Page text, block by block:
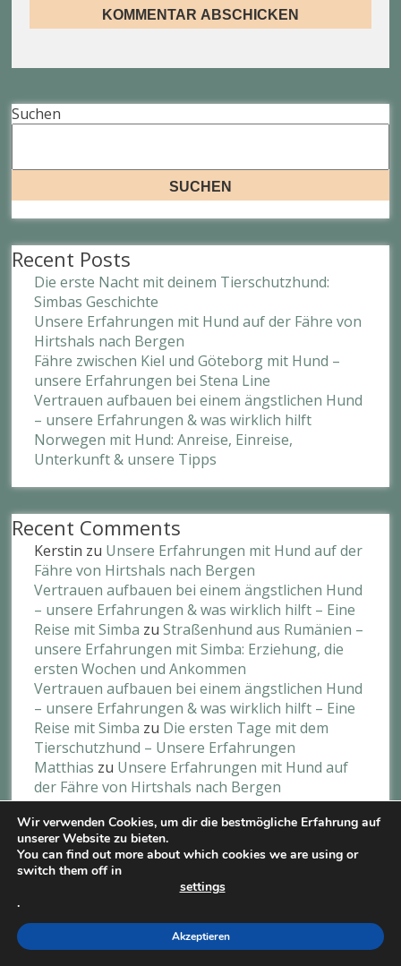
Suchen
SUCHEN
Recent Posts
Die erste Nacht mit deinem Tierschutzhund:
Simbas Geschichte
Unsere Erfahrungen mit Hund auf der Fähre von
Hirtshals nach Bergen
Fähre zwischen Kiel und Göteborg mit Hund –
unsere Erfahrungen bei Stena Line
Vertrauen aufbauen bei einem ängstlichen Hund
– unsere Erfahrungen & was wirklich hilft
Norwegen mit Hund: Anreise, Einreise,
Unterkunft & unsere Tipps
Recent Comments
Kerstin zu Unsere Erfahrungen mit Hund auf der
Fähre von Hirtshals nach Bergen
Vertrauen aufbauen bei einem ängstlichen Hund
– unsere Erfahrungen & was wirklich hilft – Eine
Reise mit Simba zuStraßenhund aus Rumänien –
unsere Erfahrungen mit Simba: Erziehung, die
ersten Wochen und Ankommen​
Vertrauen aufbauen bei einem ängstlichen Hund
– unsere Erfahrungen & was wirklich hilft – Eine
Reise mit Simba zu Die ersten Tage mit dem
Tierschutzhund – Unsere Erfahrungen
Matthias zu Unsere Erfahrungen mit Hund auf
der Fähre von Hirtshals nach Bergen
Kerstin HuberzuUnsere Erfahrungen mit Hund
auf der Fähre von Hirtshals nach Bergen
Wir verwenden Cookies, um dir die bestmögliche Erfahrung auf
unserer Website zu bieten.
You can find out more about which cookies we are using or
switch them off in
settings
.
Akzeptieren